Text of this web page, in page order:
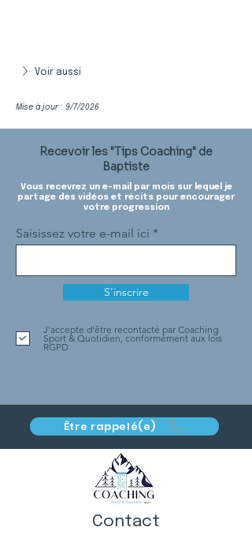
Voir aussi
Mise à jour : 9/7/2026
Recevoir les "Tips Coaching" de
Baptiste
Vous recevrez un e-mail par mois sur lequel je
partage des vidéos et récits pour encourager
votre progression
Saisissez votre e-mail ici
S'inscrire
J'accepte d'être recontacté par Coaching
Sport & Quotidien, conformément aux lois
RGPD
Être rappelé(e)
Contact